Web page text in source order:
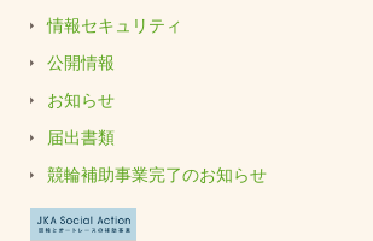
情報セキュリティ
公開情報
お知らせ
届出書類
競輪補助事業完了のお知らせ